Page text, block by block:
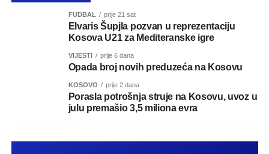
FUDBAL prije 21 sat
Elvaris Šupjla pozvan u reprezentaciju
Kosova U21 za Mediteranske igre
VIJESTI prije 6 dana
Opada broj novih preduzeća na Kosovu
KOSOVO prije 2 dana
Porasla potrošnja struje na Kosovu, uvoz u
julu premašio 3,5 miliona evra